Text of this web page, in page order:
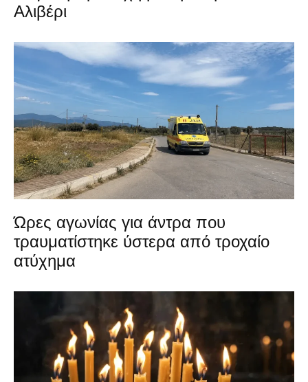
Αλιβέρι
Ώρες αγωνίας για άντρα που
τραυματίστηκε ύστερα από τροχαίο
ατύχημα